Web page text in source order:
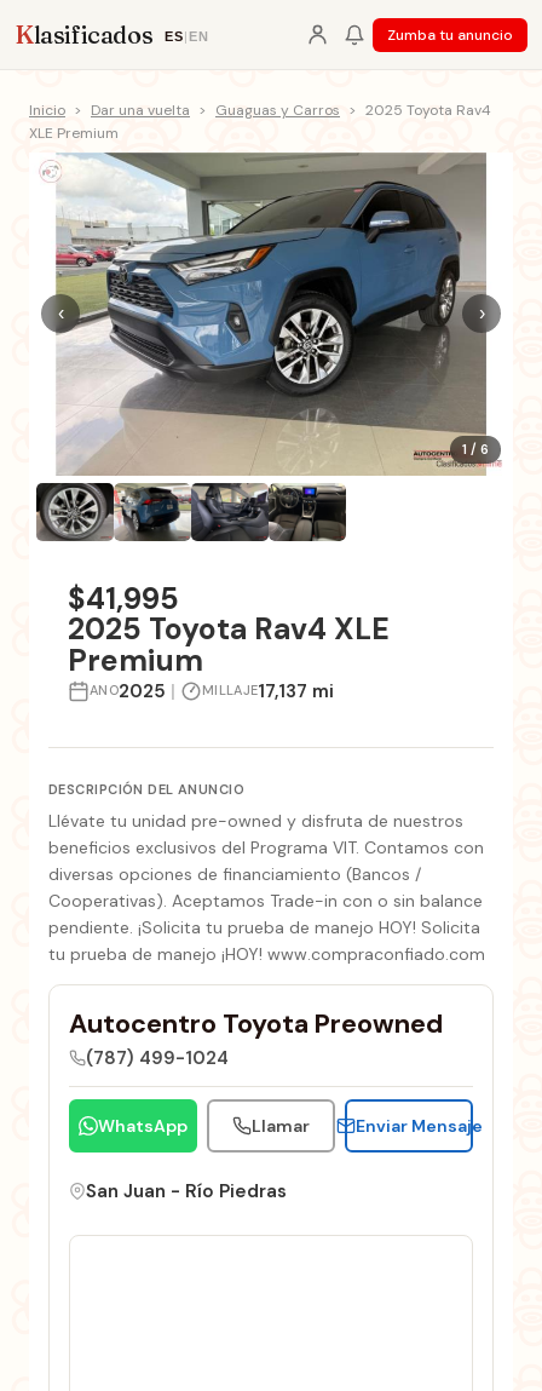
Klasificados ES| EN Zumba tu anuncio
Inicio > Dar una vuelta > Guaguas y Carros > 2025 Toyota Rav4
XLE Premium
1 / 6
‹ ›
$41,995
2025 Toyota Rav4 XLE
Premium
ANO2025 | MILLAJE17,137 mi
DESCRIPCIÓN DEL ANUNCIO
Llévate tu unidad pre-owned y disfruta de nuestros
beneficios exclusivos del Programa VIT. Contamos con
diversas opciones de financiamiento (Bancos /
Cooperativas). Aceptamos Trade-in con o sin balance
pendiente. ¡Solicita tu prueba de manejo HOY! Solicita
tu prueba de manejo ¡HOY! www.compraconfiado.com
Autocentro Toyota Preowned
(787) 499-1024
WhatsApp Llamar Enviar Mensaje
San Juan - Río Piedras